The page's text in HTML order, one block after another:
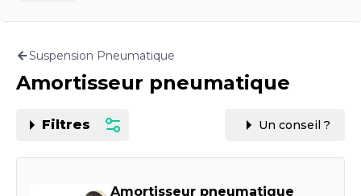
Motorisation
Suspension Pneumatique
Amortisseur pneumatique
Filtres Un conseil ?
Amortisseur pneumatique